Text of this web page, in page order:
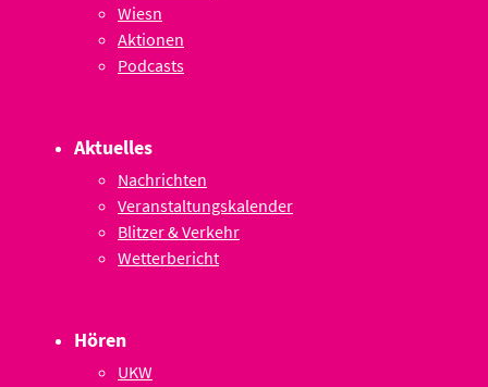
Wiesn
Aktionen
Podcasts
Aktuelles
Nachrichten
Veranstaltungskalender
Blitzer & Verkehr
Wetterbericht
Hören
UKW